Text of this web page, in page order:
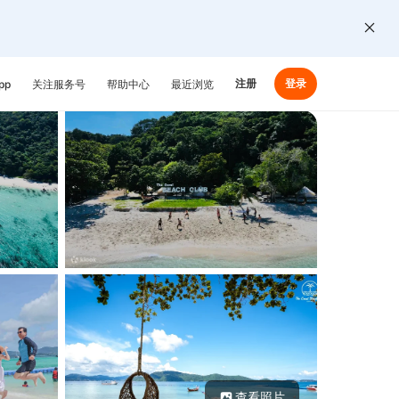
关注服务号 帮助中心 最近浏览 注册 登录